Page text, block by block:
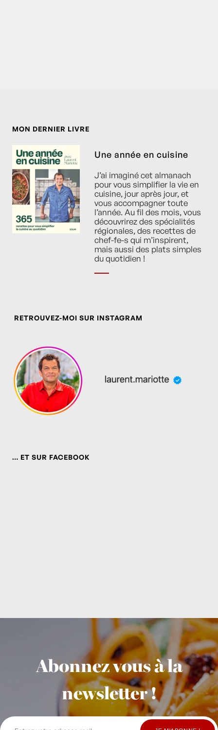
MON DERNIER LIVRE
Une année en cuisine
J’ai imaginé cet almanach
pour vous simplifier la vie en
cuisine, jour après jour, et
vous accompagner toute
l’année. Au fil des mois, vous
découvrirez des spécialités
régionales, des recettes de
chef-fe-s qui m’inspirent,
mais aussi des plats simples
du quotidien !
RETROUVEZ-MOI SUR INSTAGRAM
… ET SUR FACEBOOK
Abonnez vous à la
newsletter !